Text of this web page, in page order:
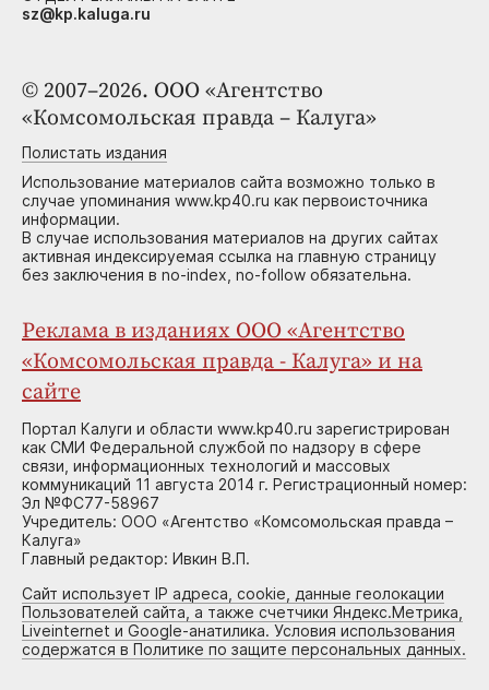
© 2007–2026. ООО «Агентство
«Комсомольская правда – Калуга»
Полистать издания
Использование материалов сайта возможно только в
случае упоминания www.kp40.ru как первоисточника
информации.
В случае использования материалов на других сайтах
активная индексируемая ссылка на главную страницу
без заключения в no-index, no-follow обязательна.
Реклама в изданиях ООО «Агентство
«Комсомольская правда - Калуга» и на
сайте
Портал Калуги и области www.kp40.ru зарегистрирован
как СМИ Федеральной службой по надзору в сфере
связи, информационных технологий и массовых
коммуникаций 11 августа 2014 г. Регистрационный номер:
Эл №ФС77-58967
Учредитель: ООО «Агентство «Комсомольская правда –
Калуга»
Главный редактор: Ивкин В.П.
Сайт использует IP адреса, cookie, данные геолокации
Пользователей сайта, а также счетчики Яндекс.Метрика,
Liveinternet и Google-анатилика. Условия использования
содержатся в Политике по защите персональных данных.
sz@kp.kaluga.ru